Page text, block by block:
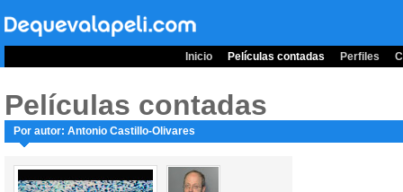
Inicio Películas contadas Perfiles
Películas contadas
Por autor: Antonio Castillo-Olivares